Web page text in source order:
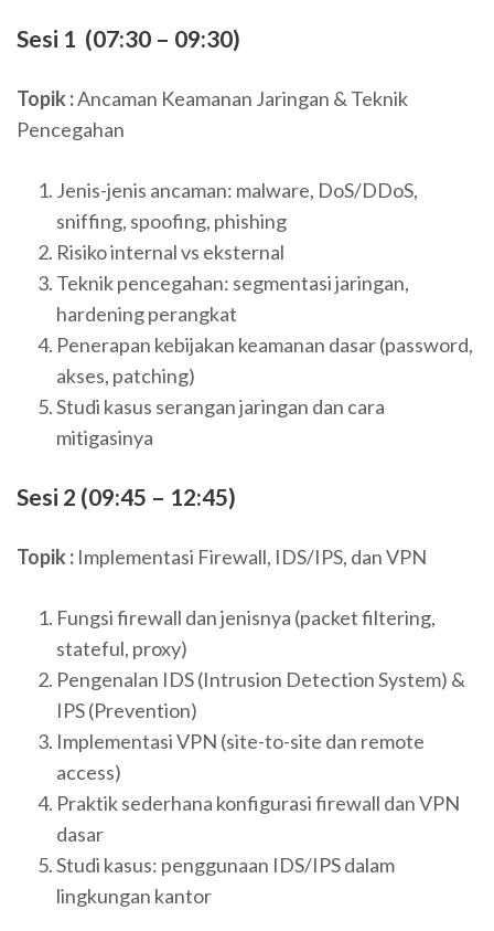
Sesi 1 (07:30 – 09:30)
Topik :Ancaman Keamanan Jaringan & Teknik
Pencegahan
Jenis-jenis ancaman: malware, DoS/DDoS,
sniffing, spoofing, phishing
Risiko internal vs eksternal
Teknik pencegahan: segmentasi jaringan,
hardening perangkat
Penerapan kebijakan keamanan dasar (password,
akses, patching)
Studi kasus serangan jaringan dan cara
mitigasinya
Sesi 2 (09:45 – 12:45)
Topik : Implementasi Firewall, IDS/IPS, dan VPN
Fungsi firewall dan jenisnya (packet filtering,
stateful, proxy)
Pengenalan IDS (Intrusion Detection System) &
IPS (Prevention)
Implementasi VPN (site-to-site dan remote
access)
Praktik sederhana konfigurasi firewall dan VPN
dasar
Studi kasus: penggunaan IDS/IPS dalam
lingkungan kantor